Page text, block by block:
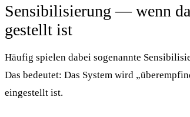
Sensibilisierung — wenn
gestellt ist
Häufig spielen dabei sogenannte
Das bedeutet: Das System wird
eingestellt ist.